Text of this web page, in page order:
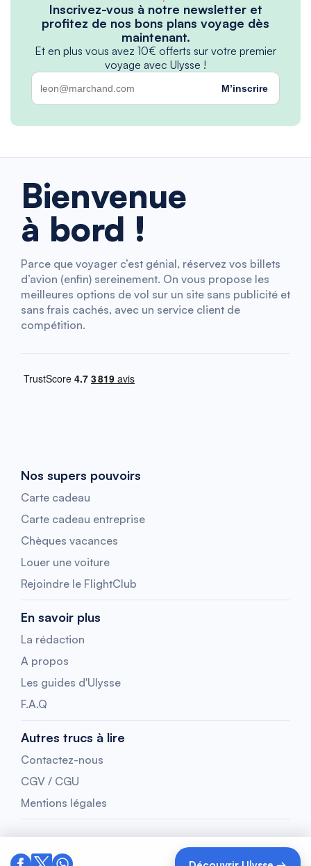
Inscrivez-vous à notre newsletter et
profitez de nos bons plans voyage dès
maintenant.
Et en plus vous avez 10€ offerts sur votre premier
voyage avec Ulysse !
M’inscrire
Bienvenue
à bord !
Parce que voyager c’est génial, réservez vos billets
d’avion (enfin) sereinement. On vous propose les
meilleures options de vol sur un site sans publicité et
sans frais cachés, avec un service client de
compétition.
Nos supers pouvoirs
Carte cadeau
Carte cadeau entreprise
Chèques vacances
Louer une voiture
Rejoindre le FlightClub
En savoir plus
La rédaction
A propos
Les guides d'Ulysse
F.A.Q
Autres trucs à lire
Contactez-nous
CGV / CGU
Mentions légales